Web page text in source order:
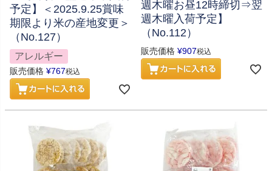
予定】＜2025.9.25賞味
期限より米の産地変更＞
（No.127）
アレルギー
販売価格 ¥767税込
週木曜お昼12時締切⇒翌
週木曜入荷予定】
（No.112）
販売価格 ¥907税込